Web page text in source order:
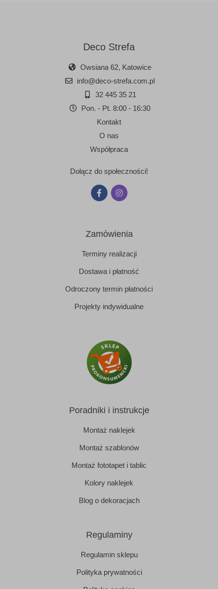
Deco Strefa
Owsiana 62, Katowice
info@deco-strefa.com.pl
32 445 35 21
Pon. - Pt. 8:00 - 16:30
Kontakt
O nas
Współpraca
Dołącz do społeczności!
Zamówienia
Terminy realizacji
Dostawa i płatność
Odroczony termin płatności
Projekty indywidualne
Poradniki i instrukcje
Montaż naklejek
Montaż szablonów
Montaż fototapet i tablic
Kolory naklejek
Blog o dekoracjach
Regulaminy
Regulamin sklepu
Polityka prywatności